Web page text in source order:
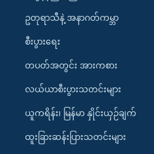
ဥတုရာသီနဲ့ အနာဂတ်ကမ္ဘာ
စီးပွားရေး
တပတ်အတွင်း အားကစား
လယ်ယာစီးပွားသတင်းများ
ယူကရိန်း၊ မြန်မာ နှိုင်းယှဉ်ချက်
ထူးခြားဆန်းပြားသတင်းများ